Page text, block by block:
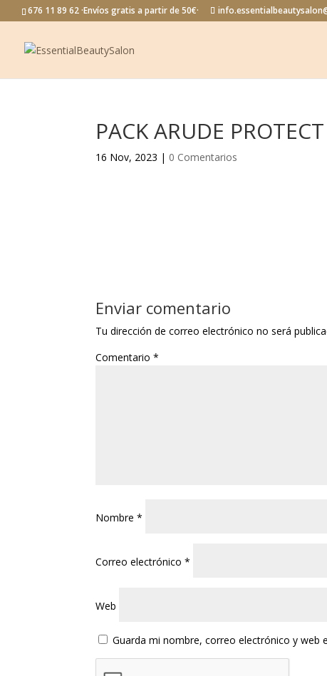
676 11 89 62 ·Envíos gratis a partir de 50€·
PACK ARUDE
16 Nov, 2023 | 0 Comentarios
Enviar comentario
Tu dirección de correo electrónico no será
Comentario*
Nombre*
Correo electrónico*
Web
Guarda mi nombre, correo electrónico y web